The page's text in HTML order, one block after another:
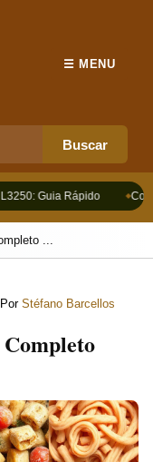
Buscar
☰ MENU
Guia Rápido
...
Por Stéfano Barcellos